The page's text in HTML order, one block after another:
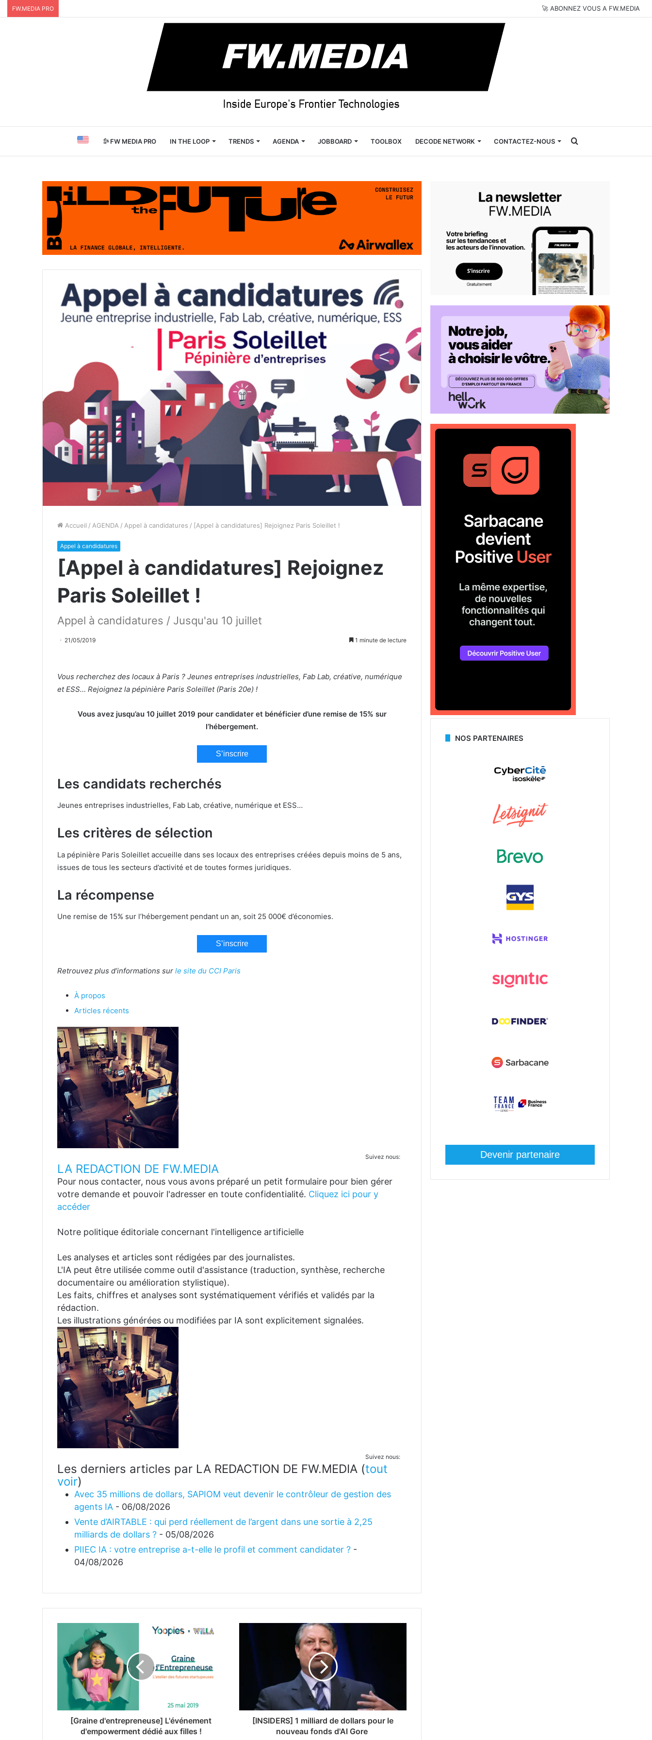
FW.MEDIA PRO 🚀 ABONNEZ VOUS A FW.MEDIA
FW MEDIA PRO IN THE LOOP TRENDS AGENDA JOBBOARD TOOLBOX DECODE NETWORK CONTACTEZ-NOUS Rechercher
Accueil / AGENDA / Appel à candidatures / [Appel à candidatures] Rejoignez Paris Soleillet !
Appel à candidatures
[Appel à candidatures] Rejoignez
Paris Soleillet !
Appel à candidatures / Jusqu'au 10 juillet
21/05/2019 1 minute de lecture
Vous recherchez des locaux à Paris ? Jeunes entreprises industrielles, Fab Lab, créative, numérique
et ESS… Rejoignez la pépinière Paris Soleillet (Paris 20e) !
Vous avez jusqu’au 10 juillet 2019 pour candidater et bénéficier d’une remise de 15% sur
l’hébergement.
S’inscrire
Les candidats recherchés
Jeunes entreprises industrielles, Fab Lab, créative, numérique et ESS…
Les critères de sélection
La pépinière Paris Soleillet accueille dans ses locaux des entreprises créées depuis moins de 5 ans,
issues de tous les secteurs d’activité et de toutes formes juridiques.
La récompense
Une remise de 15% sur l’hébergement pendant un an, soit 25 000€ d’économies.
S’inscrire
Retrouvez plus d’informations sur le site du CCI Paris
À propos
Articles récents
Suivez nous:
LA REDACTION DE FW.MEDIA
Pour nous contacter, nous vous avons préparé un petit formulaire pour bien gérer
votre demande et pouvoir l'adresser en toute confidentialité. Cliquez ici pour y
accéder
Notre politique éditoriale concernant l'intelligence artificielle
Les analyses et articles sont rédigées par des journalistes.
L'IA peut être utilisée comme outil d'assistance (traduction, synthèse, recherche
documentaire ou amélioration stylistique).
Les faits, chiffres et analyses sont systématiquement vérifiés et validés par la
rédaction.
Les illustrations générées ou modifiées par IA sont explicitement signalées.
Suivez nous:
Les derniers articles par LA REDACTION DE FW.MEDIA (tout
voir)
Avec 35 millions de dollars, SAPIOM veut devenir le contrôleur de gestion des
agents IA - 06/08/2026
Vente d’AIRTABLE : qui perd réellement de l’argent dans une sortie à 2,25
milliards de dollars ? - 05/08/2026
PIIEC IA : votre entreprise a-t-elle le profil et comment candidater ? -
04/08/2026
[Graine d'entrepreneuse] L'événement
d'empowerment dédié aux filles !
[INSIDERS] 1 milliard de dollars pour le
nouveau fonds d'Al Gore
NOS PARTENAIRES
Devenir partenaire